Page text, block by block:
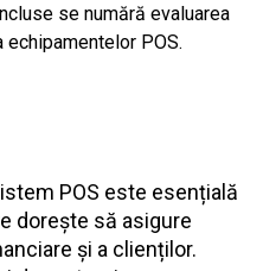
se numără evaluarea
POS.
POS este esențială
dorește să asigure
și a clienților.